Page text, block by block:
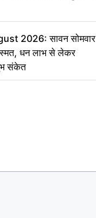
2026: सावन सोमवार
धन लाभ से लेकर
संकेत